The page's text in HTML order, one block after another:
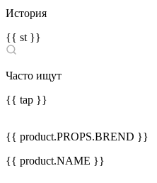
История
{{ st }}
Часто ищут
{{ tap }}
{{ product.PROPS.BREND }}
{{ product.NAME }}